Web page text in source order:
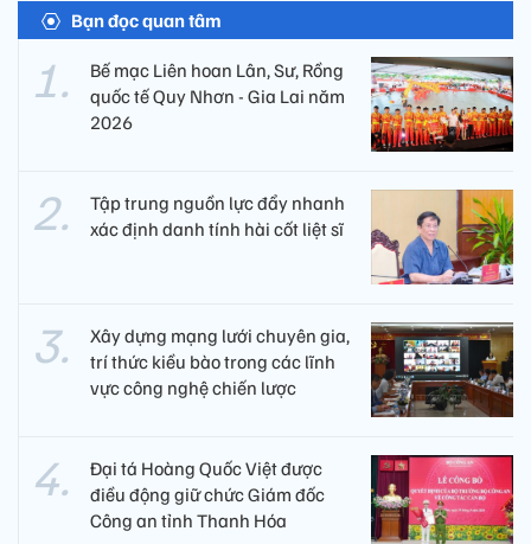
Bạn đọc quan tâm
Bế mạc Liên hoan Lân, Sư, Rồng
quốc tế Quy Nhơn - Gia Lai năm
2026
Tập trung nguồn lực đẩy nhanh
xác định danh tính hài cốt liệt sĩ
Xây dựng mạng lưới chuyên gia,
trí thức kiều bào trong các lĩnh
vực công nghệ chiến lược
Đại tá Hoàng Quốc Việt được
điều động giữ chức Giám đốc
Công an tỉnh Thanh Hóa